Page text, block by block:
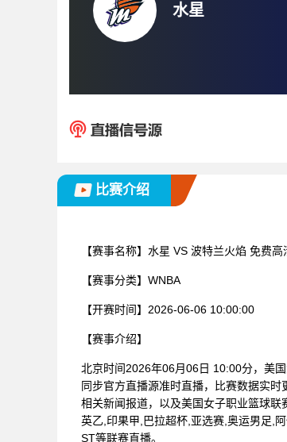
水星
比赛介绍
【赛事名称】 水星 VS 波特兰火焰 免费高
【赛事分类】 WNBA
【开赛时间】 2026-06-06 10:00:00
【赛事介绍】
北京时间2026年06月06日 10:00分，美
同步官方直播源准时直播，比赛数据实
相关新闻报道，以及美国女子职业篮球
英乙,印果甲,巴拉超杯,亚选赛,奥运男足,
ST等联赛直播。